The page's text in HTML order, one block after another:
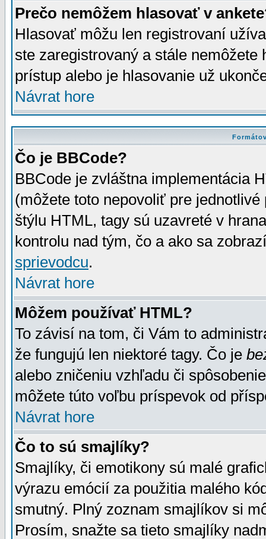
Prečo nemôžem hlasovať v
Hlasovať môžu len registrovaní
ste zaregistrovaný a stále
prístup alebo je hlasovanie už
Návrat hore
Čo je BBCode?
BBCode je zvláštna implementácia
(môžete toto nepovoliť pre
štýlu HTML, tagy sú uzavreté v
kontrolu nad tým, čo a ako sa
sprievodcu.
Návrat hore
Môžem používať HTML?
To závisí na tom, či Vám to
že fungujú len niektoré tagy. Čo je
alebo zničeniu vzhľadu či
môžete túto voľbu príspevok od
Návrat hore
Čo to sú smajlíky?
Smajlíky, či emotikony sú malé
výrazu emócií za použitia malého
smutný. Plný zoznam smajlíkov si
Prosím, snažte sa tieto smajlíky